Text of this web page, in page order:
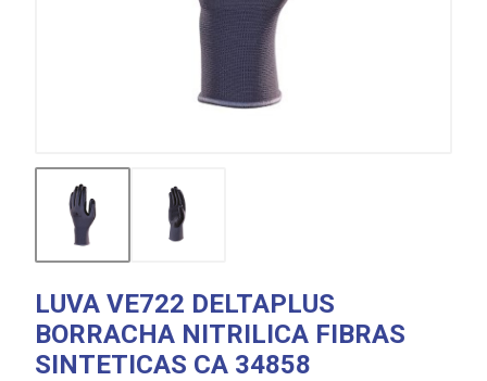
LUVA VE722 DELTAPLUS
BORRACHA NITRILICA FIBRAS
SINTETICAS CA 34858